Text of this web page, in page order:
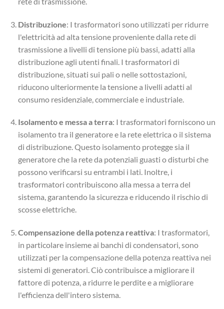
Distribuzione: I trasformatori sono utilizzati per ridurre
l'elettricità ad alta tensione proveniente dalla rete di
trasmissione a livelli di tensione più bassi, adatti alla
distribuzione agli utenti finali. I trasformatori di
distribuzione, situati sui pali o nelle sottostazioni,
riducono ulteriormente la tensione a livelli adatti al
consumo residenziale, commerciale e industriale.
Isolamento e messa a terra: I trasformatori forniscono un
isolamento tra il generatore e la rete elettrica o il sistema
di distribuzione. Questo isolamento protegge sia il
generatore che la rete da potenziali guasti o disturbi che
possono verificarsi su entrambi i lati. Inoltre, i
trasformatori contribuiscono alla messa a terra del
sistema, garantendo la sicurezza e riducendo il rischio di
scosse elettriche.
Compensazione della potenza reattiva: I trasformatori,
in particolare insieme ai banchi di condensatori, sono
utilizzati per la compensazione della potenza reattiva nei
sistemi di generatori. Ciò contribuisce a migliorare il
fattore di potenza, a ridurre le perdite e a migliorare
l'efficienza dell'intero sistema.